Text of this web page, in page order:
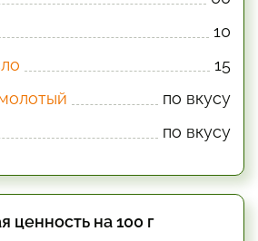
10
15
по вкусу
по вкусу
ценность на 100 г